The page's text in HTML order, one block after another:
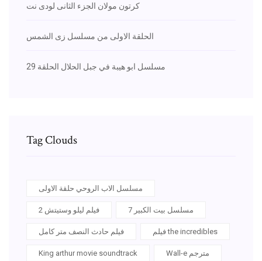
كرتون مولان الجزء الثانى لودى نت
الحلقة الاولى من مسلسل زى الشمس
مسلسل ابو هيبة في جبل الحلال الحلقة 29
Tag Clouds
مسلسل الاب الروحي حلقة الاولى
فيلم ليلو وستيتش 2 مسلسل بيت الكبير 7
فيلم حادث النصف متر كامل فیلم the incredibles
King arthur movie soundtrack Wall-e مترجم